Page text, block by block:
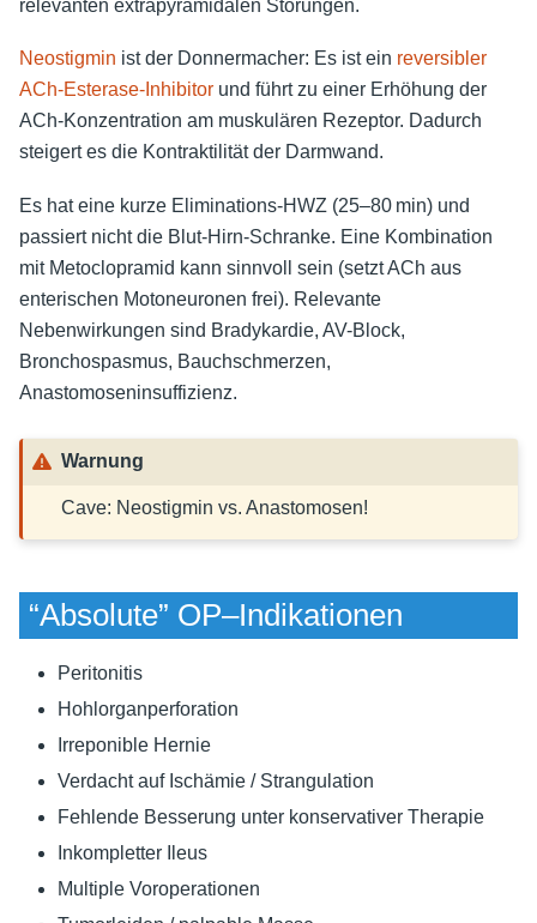
relevanten extrapyramidalen Störungen.
Neostigmin ist der Donnermacher: Es ist ein reversibler
ACh-Esterase-Inhibitor und führt zu einer Erhöhung der
ACh-Konzentration am muskulären Rezeptor. Dadurch
steigert es die Kontraktilität der Darmwand.
Es hat eine kurze Eliminations-HWZ (25–80 min) und
passiert nicht die Blut-Hirn-Schranke. Eine Kombination
mit Metoclopramid kann sinnvoll sein (setzt ACh aus
enterischen Motoneuronen frei). Relevante
Nebenwirkungen sind Bradykardie, AV-Block,
Bronchospasmus, Bauchschmerzen,
Anastomoseninsuffizienz.
Warnung
Cave: Neostigmin vs. Anastomosen!
“Absolute” OP–Indikationen
Peritonitis
Hohlorganperforation
Irreponible Hernie
Verdacht auf Ischämie / Strangulation
Fehlende Besserung unter konservativer Therapie
Inkompletter Ileus
Multiple Voroperationen